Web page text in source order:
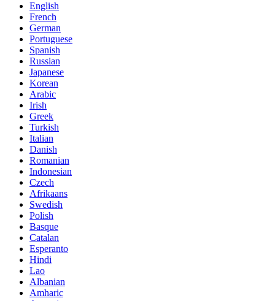
English
French
German
Portuguese
Spanish
Russian
Japanese
Korean
Arabic
Irish
Greek
Turkish
Italian
Danish
Romanian
Indonesian
Czech
Afrikaans
Swedish
Polish
Basque
Catalan
Esperanto
Hindi
Lao
Albanian
Amharic